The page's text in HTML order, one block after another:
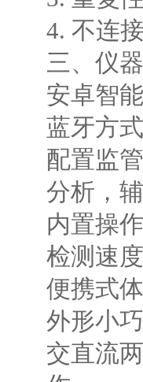
4. 不连
三、仪
安卓智
蓝牙方
配置监
分析，
内置操
检测速
便携式
外形小
交直流